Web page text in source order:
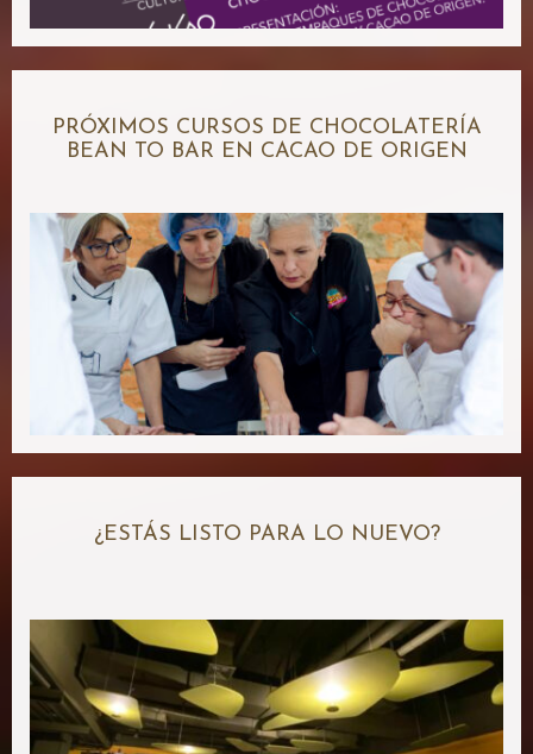
PRÓXIMOS CURSOS DE CHOCOLATERÍA
BEAN TO BAR EN CACAO DE ORIGEN
¿ESTÁS LISTO PARA LO NUEVO?